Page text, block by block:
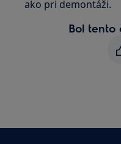
ako pri demontáži.
Bol tento